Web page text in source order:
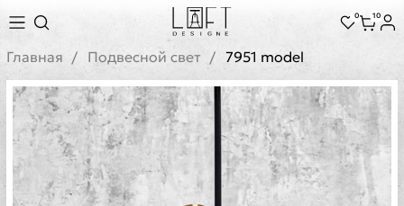
0 10
Главная Подвесной свет 7951 model